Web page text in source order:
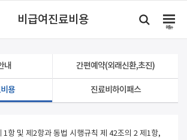
비급여진료비용
메뉴
내 간편예약(외래신환,초진)
용 진료비하이패스
1항 및 제2항과 동법 시행규칙 제 42조의 2 제1항,